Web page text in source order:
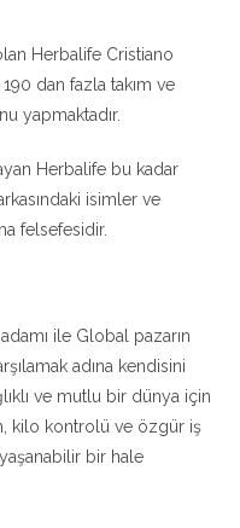
Herbalife Cristiano
dan fazla takım ve
yapmaktadır.
Herbalife bu kadar
isimler ve
felsefesidir.
ile Global pazarın
adına kendisini
ve mutlu bir dünya için
kilo kontrolü ve özgür iş
yaşanabilir bir hale